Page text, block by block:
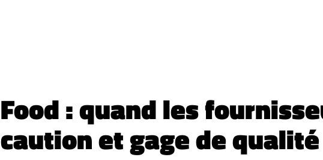
Food : quand les
caution et gage de qualité